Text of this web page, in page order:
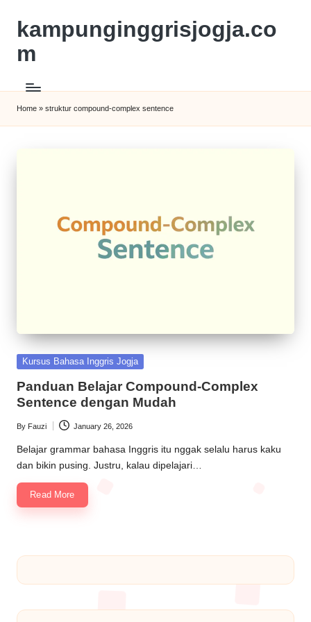
kampunginggrisjogja.co
m
Home » struktur compound-complex sentence
Kursus Bahasa Inggris Jogja
Panduan Belajar Compound-Complex
Sentence dengan Mudah
By Fauzi January 26, 2026
Belajar grammar bahasa Inggris itu nggak selalu harus kaku
dan bikin pusing. Justru, kalau dipelajari…
Read More